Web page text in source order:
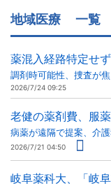
地域医療 一覧
薬混入経路特定せ
調剤時可能性、捜査が
2026/7/24 09:25
老健の薬剤費、服
病薬が遠隔で提案、介
2026/7/21 04:50
岐阜薬科大、「岐